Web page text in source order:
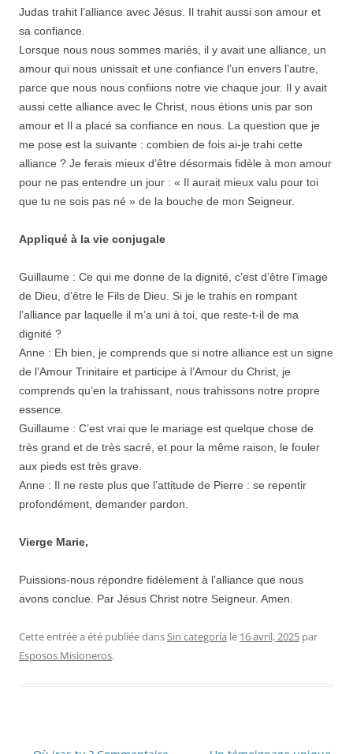
Judas trahit l’alliance avec Jésus. Il trahit aussi son amour et
sa confiance.
Lorsque nous nous sommes mariés, il y avait une alliance, un
amour qui nous unissait et une confiance l’un envers l’autre,
parce que nous nous confiions notre vie chaque jour. Il y avait
aussi cette alliance avec le Christ, nous étions unis par son
amour et Il a placé sa confiance en nous. La question que je
me pose est la suivante : combien de fois ai-je trahi cette
alliance ? Je ferais mieux d’être désormais fidèle à mon amour
pour ne pas entendre un jour : « Il aurait mieux valu pour toi
que tu ne sois pas né » de la bouche de mon Seigneur.
Appliqué à la vie conjugale
Guillaume : Ce qui me donne de la dignité, c’est d’être l’image
de Dieu, d’être le Fils de Dieu. Si je le trahis en rompant
l’alliance par laquelle il m’a uni à toi, que reste-t-il de ma
dignité ?
Anne : Eh bien, je comprends que si notre alliance est un signe
de l’Amour Trinitaire et participe à l’Amour du Christ, je
comprends qu’en la trahissant, nous trahissons notre propre
essence.
Guillaume : C’est vrai que le mariage est quelque chose de
très grand et de très sacré, et pour la même raison, le fouler
aux pieds est très grave.
Anne : Il ne reste plus que l’attitude de Pierre : se repentir
profondément, demander pardon.
Vierge Marie,
Puissions-nous répondre fidèlement à l’alliance que nous
avons conclue. Par Jésus Christ notre Seigneur. Amen.
Cette entrée a été publiée dansSin categoría le 16 avril, 2025 par
Esposos Misioneros.